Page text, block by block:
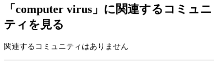
「computer virus」に関連するコミュニ
ティを見る
関連するコミュニティはありません